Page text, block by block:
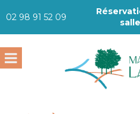
02 98 91 52 09